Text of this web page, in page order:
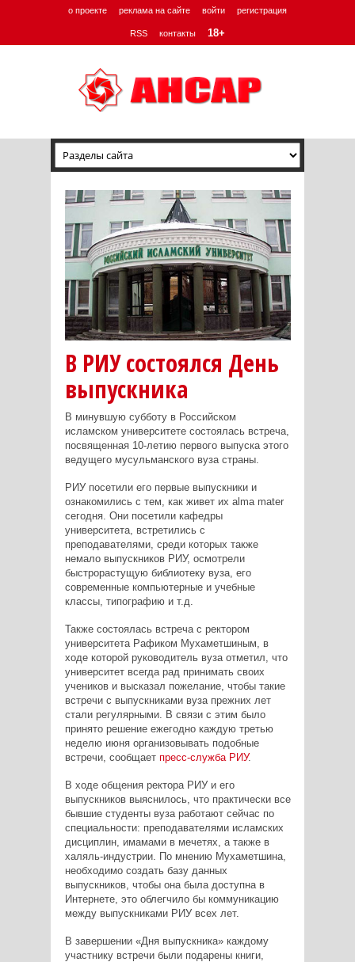
о проекте реклама на сайте войти регистрация
RSS контакты 18+
В РИУ состоялся День
выпускника
В минувшую субботу в Российском
исламском университете состоялась встреча,
посвященная 10-летию первого выпуска этого
ведущего мусульманского вуза страны.
РИУ посетили его первые выпускники и
ознакомились с тем, как живет их alma mater
сегодня. Они посетили кафедры
университета, встретились с
преподавателями, среди которых также
немало выпускников РИУ, осмотрели
быстрорастущую библиотеку вуза, его
современные компьютерные и учебные
классы, типографию и т.д.
Также состоялась встреча с ректором
университета Рафиком Мухаметшиным, в
ходе которой руководитель вуза отметил, что
университет всегда рад принимать своих
учеников и высказал пожелание, чтобы такие
встречи с выпускниками вуза прежних лет
стали регулярными. В связи с этим было
принято решение ежегодно каждую третью
неделю июня организовывать подобные
встречи, сообщает пресс-служба РИУ.
В ходе общения ректора РИУ и его
выпускников выяснилось, что практически все
бывшие студенты вуза работают сейчас по
специальности: преподавателями исламских
дисциплин, имамами в мечетях, а также в
халяль-индустрии. По мнению Мухаметшина,
необходимо создать базу данных
выпускников, чтобы она была доступна в
Интернете, это облегчило бы коммуникацию
между выпускниками РИУ всех лет.
В завершении «Дня выпускника» каждому
участнику встречи были подарены книги,